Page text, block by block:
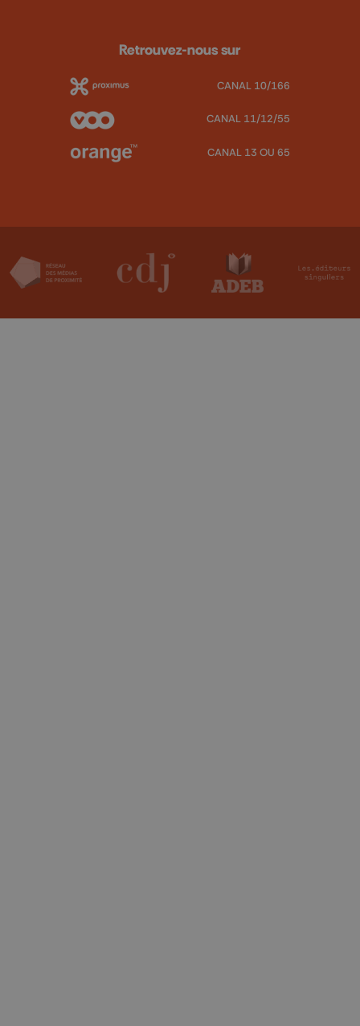
Retrouvez-nous sur
CANAL 10/166
CANAL 11/12/55
CANAL 13 OU 65